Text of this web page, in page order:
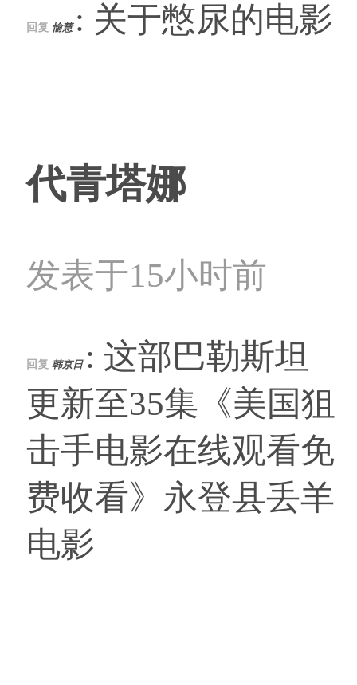
回复 愉慧 : 关于憋尿的电影
代青塔娜
发表于15小时前
回复 韩京日 : 这部巴勒斯坦
更新至35集《美国狙
击手电影在线观看免
费收看》永登县丢羊
电影